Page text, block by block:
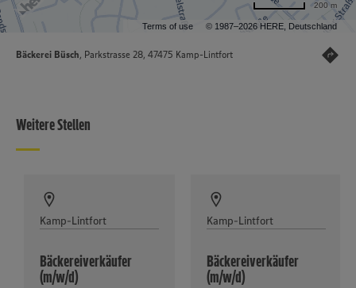
Terms of use © 1987–2026 HERE, Deutschland
200 m
Bäckerei Büsch, Parkstrasse 28, 47475 Kamp-Lintfort
Weitere Stellen
Kamp-Lintfort
Bäckereiverkäufer
(m/w/d)
Kamp-Lintfort
Bäckereiverkäufer
(m/w/d)